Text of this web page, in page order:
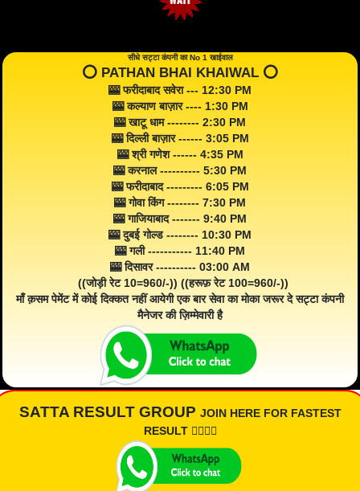
सीधे सट्टा कंपनी का No 1 खाईवाल
⭕️ PATHAN BHAI KHAIWAL ⭕️
🎰 फरीदाबाद सवेरा --- 12:30 PM
🎰 कल्याण बाज़ार ---- 1:30 PM
🎰 खाटू धाम -------- 2:30 PM
🎰 दिल्ली बाज़ार ------ 3:05 PM
🎰 श्री गणेश ------ 4:35 PM
🎰 करनाल ---------- 5:30 PM
🎰 फरीदाबाद --------- 6:05 PM
🎰 गोवा किंग -------- 7:30 PM
🎰 गाजियाबाद ------- 9:40 PM
🎰 दुबई गोल्ड -------- 10:30 PM
🎰 गली ----------- 11:40 PM
🎰 दिसावर ---------- 03:00 AM
((जोड़ी रेट 10=960/-)) ((हरूफ़ रेट 100=960/-))
माँ क़सम पेमेंट में कोई दिक्कत नहीं आयेगी एक बार सेवा का मोका जरूर दे सट्टा कंपनी
मैनेजर की ज़िम्मेवारी है
SATTA RESULT GROUP JOIN HERE FOR FASTEST
RESULT 👇🏾👇🏾